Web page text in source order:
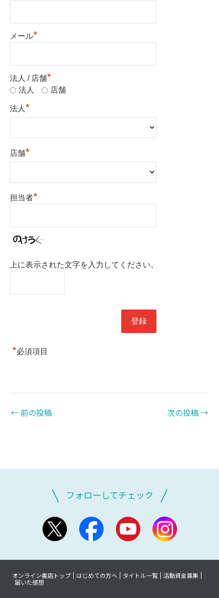
メール*
法人 / 店舗*
法人 店舗
法人 *
店舗*
担当者*
上に表示された文字を入力してください。
*必須項目
←前の投稿 次の投稿→
フォローしてチェック
オンライン書店トップ はじめての方へ タイトル一覧
活動資金募集
届いた感想